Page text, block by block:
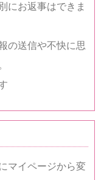
にお返事はできま
の送信や不快に思
マイページから変